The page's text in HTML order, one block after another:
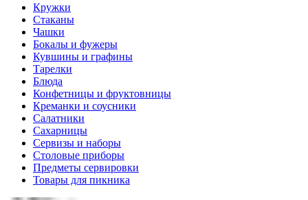
Кружки
Стаканы
Чашки
Бокалы и фужеры
Кувшины и графины
Тарелки
Блюда
Конфетницы и фруктовницы
Креманки и соусники
Салатники
Сахарницы
Сервизы и наборы
Столовые приборы
Предметы сервировки
Товары для пикника